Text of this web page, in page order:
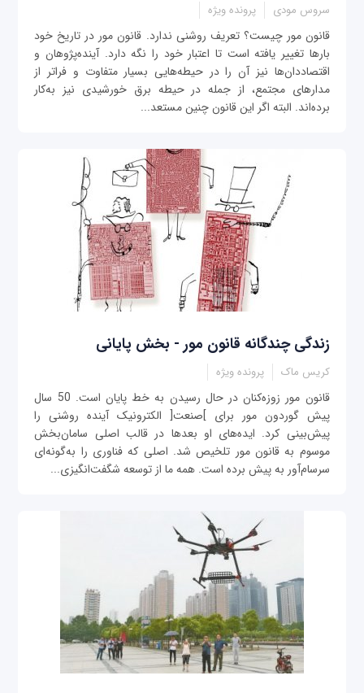
سروس مودی پرونده ویژه
قانون مور چيست؟ تعريف روشنی ندارد. قانون مور در تاريخ خود
بارها تغيير يافته‌ است تا اعتبار خود را نگه دارد. آينده‌پژوهان و
اقتصاددان‌ها نيز آن ‌را در حيطه‌هایی بسيار متفاوت و فراتر از
مدارهای مجتمع، از جمله در حيطه برق خورشيدی نيز به‌کار
برده‌اند. البته اگر اين قانون چنين مستعد...
زندگی‌ چندگانه قانون مور - بخش پایانی
کريس ماک پرونده ویژه
قانون مور زوزه‌کنان در حال رسیدن به خط پايان است. 50 سال
پيش گوردون مور برای ]صنعت[ الکترونيک آينده‌ روشنی را
پيش‌بينی کرد. ايده‌های او بعدها در قالب اصلی سامان‌بخش
موسوم به قانون مور تلخيص شد. اصلی که فناوری را به‌گونه‌ای
سرسام‌آور به پيش برده ‌است. همه ما از توسعه شگفت‌انگيزی...